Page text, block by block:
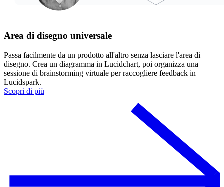
Area di disegno universale
Passa facilmente da un prodotto all'altro senza lasciare l'area di
disegno. Crea un diagramma in Lucidchart, poi organizza una
sessione di brainstorming virtuale per raccogliere feedback in
Lucidspark.
Scopri di più